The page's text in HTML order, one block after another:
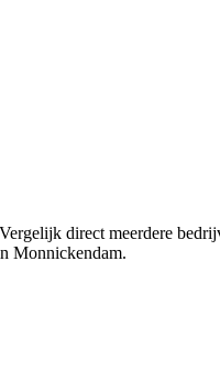
direct meerdere
Monnickendam.